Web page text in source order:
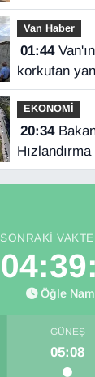
Van Haber
01:44Van'ın Gevaş ilçesinde
korkutan
EKONOMİ
20:34Bakan Kacır, COP31 odaklı
açıkladı
SONRAKI
Öğle
GÜNEŞ
05:08